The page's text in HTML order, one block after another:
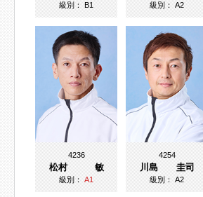
級別：B1 級別：A2
4236
松村 敏
級別：A1
4254
川島 圭司
級別：A2